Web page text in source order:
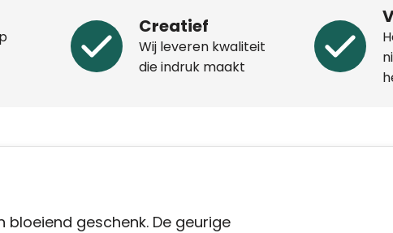
Creatief
Wij leveren kwaliteit
die indruk maakt
bloeiend geschenk. De geurige